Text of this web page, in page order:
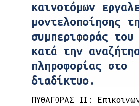
καινοτόμων
μοντελοποίησης
συμπεριφοράς του
κατά την
πληροφορίας στο
διαδίκτυο.
ΠΥΘΑΓΟΡΑΣ II: